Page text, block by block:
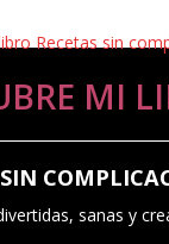
MI
sanas y